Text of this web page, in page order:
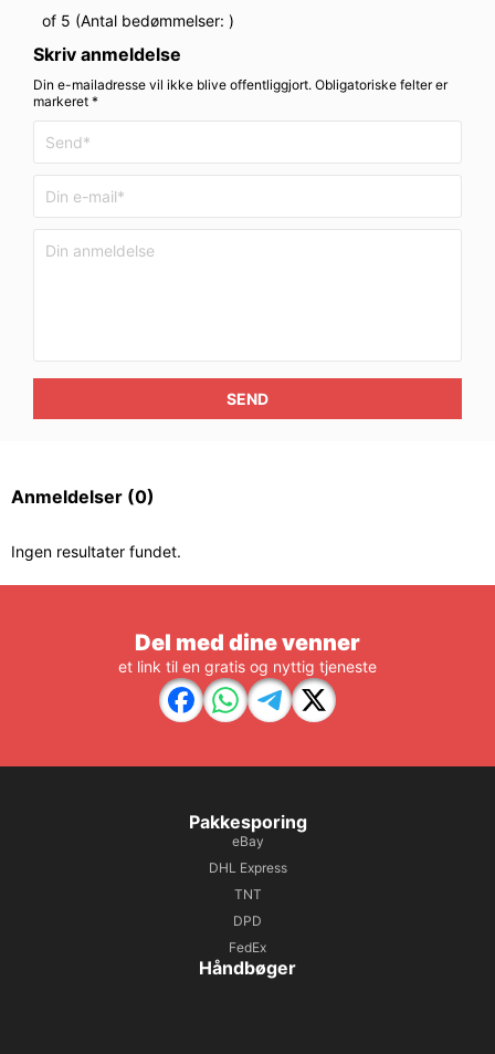
of 5 (Antal bedømmelser: )
Skriv anmeldelse
Din e-mailadresse vil ikke blive offentliggjort. Obligatoriske felter er
markeret *
SEND
Anmeldelser (0)
Ingen resultater fundet.
Del med dine venner
et link til en gratis og nyttig tjeneste
Pakkesporing
eBay
DHL Express
TNT
DPD
FedEx
Håndbøger